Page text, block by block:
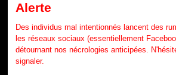
Alerte
Des individus mal intentionnés lancent des
les réseaux sociaux (essentiellement
détournant nos nécrologies anticipées.
signaler.